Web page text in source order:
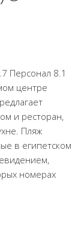
Персонал 8.1
центре
и ресторан,
Пляж
в египетском
номерах